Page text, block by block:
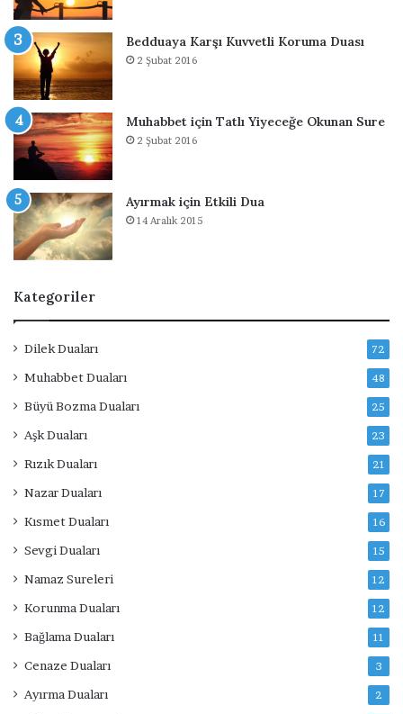
Bedduaya Karşı Kuvvetli Koruma Duası
2 Şubat 2016
Muhabbet için Tatlı Yiyeceğe Okunan Sure
2 Şubat 2016
Ayırmak için Etkili Dua
14 Aralık 2015
Kategoriler
Dilek Duaları 72
Muhabbet Duaları 48
Büyü Bozma Duaları 25
Aşk Duaları 23
Rızık Duaları 21
Nazar Duaları 17
Kısmet Duaları 16
Sevgi Duaları 15
Namaz Sureleri 12
Korunma Duaları 12
Bağlama Duaları 11
Cenaze Duaları 3
Ayırma Duaları 2